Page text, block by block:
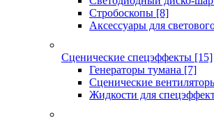
Стробоскопы [8]
Аксессуары для
Сценические спецэффекты [15]
Генераторы тумана [7]
Сценические
Жидкости для